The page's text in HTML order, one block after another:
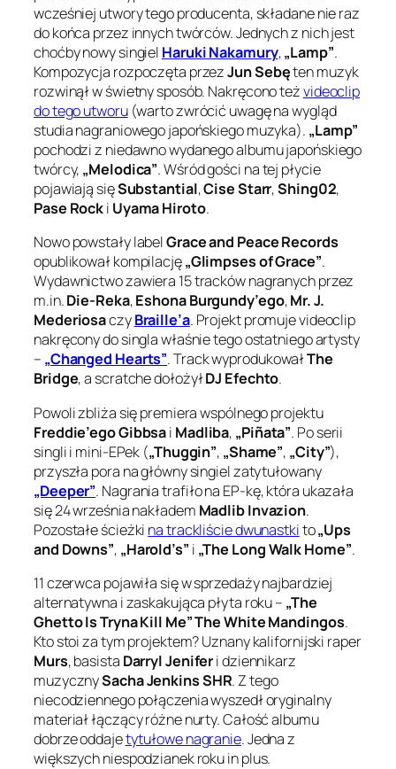
wcześniej utwory tego producenta, składane nie raz
do końca przez innych twórców. Jednych z nich jest
choćby nowy singiel Haruki Nakamury,„Lamp”.
Kompozycja rozpoczęta przezJun Sebęten muzyk
rozwinął w świetny sposób. Nakręcono teżvideoclip
do tego utworu(warto zwrócić uwagę na wygląd
studia nagraniowego japońskiego muzyka). „Lamp”
pochodzi z niedawno wydanego albumu japońskiego
twórcy, „Melodica”. Wśród gości na tej płycie
pojawiają sięSubstantial,Cise Starr,Shing02,
Pase Rocki Uyama Hiroto.
Nowo powstały labelGrace and Peace Records
opublikował kompilację„Glimpses of Grace”.
Wydawnictwo zawiera 15 tracków nagranych przez
m.in.Die-Reka,Eshona Burgundy’ego,Mr. J.
MederiosaczyBraille’a. Projekt promuje videoclip
nakręcony do singla właśnie tego ostatniego artysty
– „Changed Hearts”. Track wyprodukowałThe
Bridge, a scratche dołożyłDJ Efechto.
Powoli zbliża się premiera wspólnego projektu
Freddie’ego Gibbsai Madliba, „Piñata”. Po serii
singli i mini-EPek („Thuggin”, „Shame”, „City”),
przyszła pora na główny singiel zatytułowany
„Deeper”. Nagrania trafiło na EP-kę, która ukazała
się 24 września nakładem Madlib Invazion.
Pozostałe ścieżki na trackliście dwunastkito„Ups
and Downs”, „Harold’s” i „The Long Walk Home”.
11 czerwca pojawiła się w sprzedaży najbardziej
alternatywna i zaskakująca płyta roku – „The
Ghetto Is Tryna Kill Me” The White Mandingos.
Kto stoi za tym projektem? Uznany kalifornijski raper
Murs, basista Darryl Jeniferi dziennikarz
muzycznySacha Jenkins SHR. Z tego
niecodziennego połączenia wyszedł oryginalny
materiał łączący różne nurty. Całość albumu
dobrze oddajetytułowe nagranie. Jedna z
większych niespodzianek rokuin plus.